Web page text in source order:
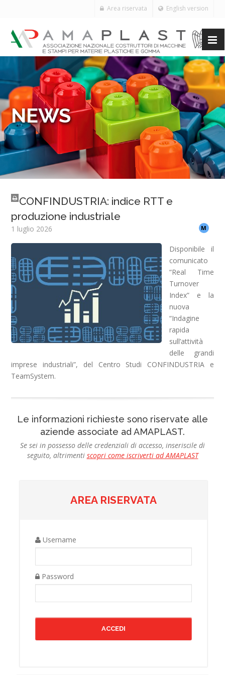
English version
Area riservata
NEWS
CONFINDUSTRIA: indice RTT e
produzione industriale
1 luglio 2026 M
Disponibile il
comunicato
“Real Time
Turnover
Index” e la
nuova
“Indagine
rapida
sull’attività
delle grandi
imprese industriali”, del Centro Studi CONFINDUSTRIA e
TeamSystem.
Le informazioni richieste sono riservate alle
aziende associate ad AMAPLAST.
Se sei in possesso delle credenziali di accesso, inseriscile di
seguito, altrimenti scopri come iscriverti ad AMAPLAST
AREA RISERVATA
Username
Password